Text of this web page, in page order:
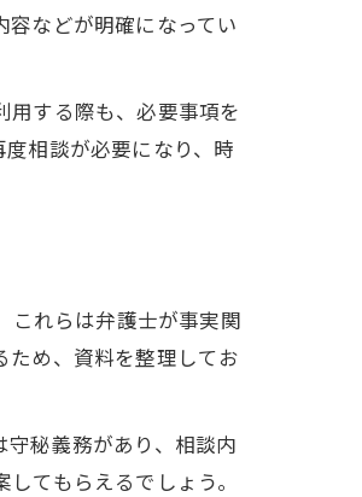
などが明確になってい
用する際も、必要事項を
相談が必要になり、時
これらは弁護士が事実関
め、資料を整理してお
秘義務があり、相談内
てもらえるでしょう。